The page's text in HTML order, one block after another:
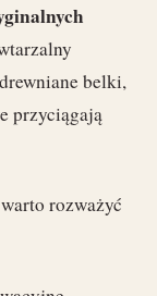
belki,
przyciągają
rozważyć